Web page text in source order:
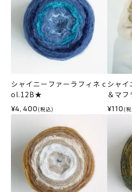
シャイニーファーラフィネ c
ol.12B★
¥4,400 (税込)
シャイ
＆マフ
¥110 (